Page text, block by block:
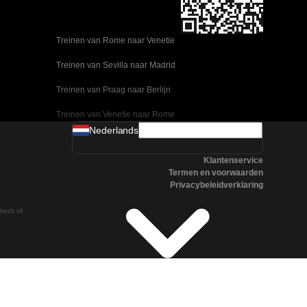
Treinen van Rome naar Venetie
Treinen van Sevilla naar Madrid
Treinen van Praag naar Berlijn
Treinen van Venetie naar Rome
Treinen van Ulsan naar Seoel
Treinen van Seoel naar Changwon
Treinen van Praag naar Boedapest
Treinen van Oslo naar Stockholm
of
Nederlands
Klantenservice
Termen en voorwaarden
Privacybeleidverklaring